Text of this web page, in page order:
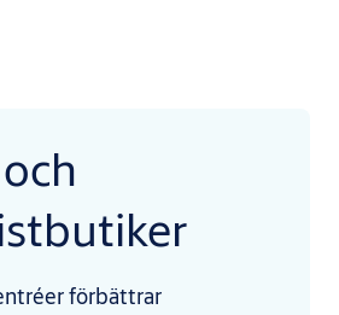
förbättrar